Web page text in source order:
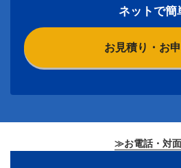
ネットで簡
お見積り・お
≫お電話・対